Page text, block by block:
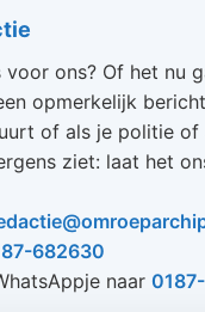
voor ons? Of het nu
opmerkelijk
of als je politie of
ziet: laat het
682630
naar